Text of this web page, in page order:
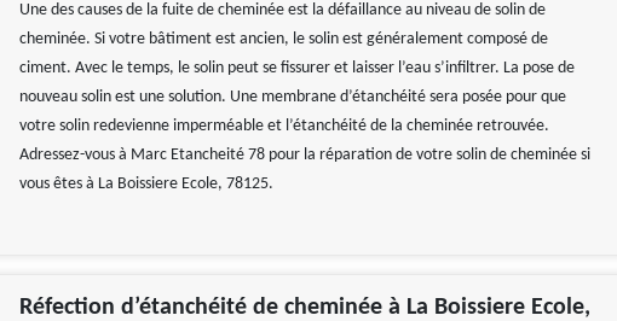
Une des causes de la fuite de cheminée est la défaillance au niveau de solin de
cheminée. Si votre bâtiment est ancien, le solin est généralement composé de
ciment. Avec le temps, le solin peut se fissurer et laisser l’eau s’infiltrer. La pose de
nouveau solin est une solution. Une membrane d’étanchéité sera posée pour que
votre solin redevienne imperméable et l’étanchéité de la cheminée retrouvée.
Adressez-vous à Marc Etancheité 78 pour la réparation de votre solin de cheminée si
vous êtes à La Boissiere Ecole, 78125.
Réfection d’étanchéité de cheminée à La Boissiere Ecole,